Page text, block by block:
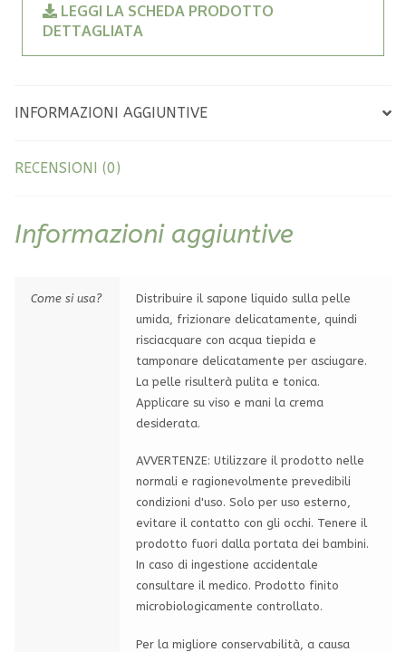
LEGGI LA SCHEDA PRODOTTO
DETTAGLIATA
INFORMAZIONI AGGIUNTIVE
RECENSIONI (0)
Informazioni aggiuntive
Come si usa?
Distribuire il sapone liquido sulla pelle
umida, frizionare delicatamente, quindi
risciacquare con acqua tiepida e
tamponare delicatamente per asciugare.
La pelle risulterà pulita e tonica.
Applicare su viso e mani la crema
desiderata.
AVVERTENZE: Utilizzare il prodotto nelle
normali e ragionevolmente prevedibili
condizioni d'uso. Solo per uso esterno,
evitare il contatto con gli occhi. Tenere il
prodotto fuori dalla portata dei bambini.
In caso di ingestione accidentale
consultare il medico. Prodotto finito
microbiologicamente controllato.
Per la migliore conservabilità, a causa